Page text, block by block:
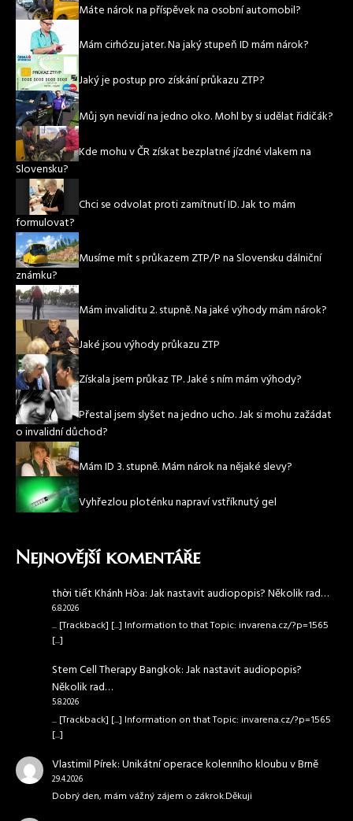
Máte nárok na příspěvek na osobní automobil?
Mám cirhózu jater. Na jaký stupeň ID mám nárok?
Jaký je postup pro získání průkazu ZTP?
Můj syn nevidí na jedno oko. Mohl by si udělat řidičák?
Kde mohu v ČR získat bezplatné jízdné vlakem na
Slovensku?
Chci se odvolat proti zamítnutí ID. Jak to mám
formulovat?
Musíme mít s průkazem ZTP/P na Slovensku dálniční
známku?
Mám invaliditu 2. stupně. Na jaké výhody mám nárok?
Jaké jsou výhody průkazu ZTP
Získala jsem průkaz TP. Jaké s ním mám výhody?
Přestal jsem slyšet na jedno ucho. Jak si mohu zažádat
o invalidní důchod?
Mám ID 3. stupně. Mám nárok na nějaké slevy?
Vyhřezlou ploténku napraví vstříknutý gel
Nejnovější komentáře
thời tiết Khánh Hòa:Jak nastavit audiopopis? Několik rad…
6.8.2026
... [Trackback] [...] Information to that Topic: invarena.cz/?p=1565
[...]
Stem Cell Therapy Bangkok:Jak nastavit audiopopis?
Několik rad…
5.8.2026
... [Trackback] [...] Information on that Topic: invarena.cz/?p=1565
[...]
Vlastimil Pírek:Unikátní operace kolenního kloubu v Brně
29.4.2026
Dobrý den, mám vážný zájem o zákrok.Děkuji